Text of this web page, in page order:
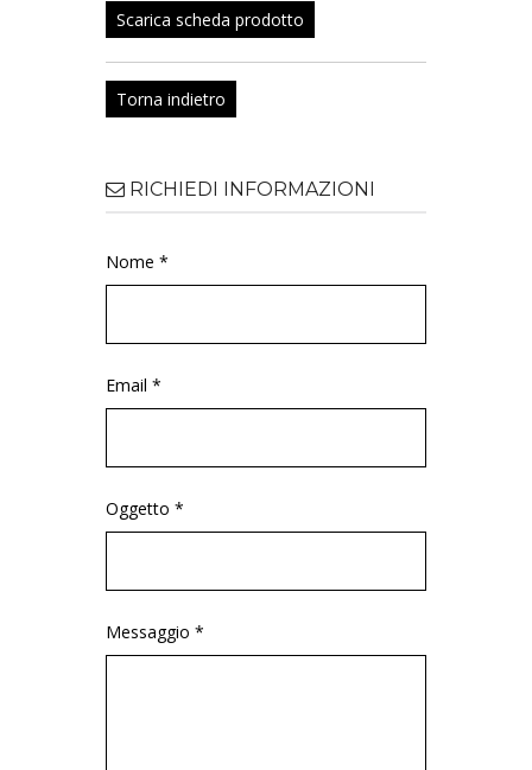
Scarica scheda prodotto
Torna indietro
RICHIEDI INFORMAZIONI
Nome *
Email *
Oggetto *
Messaggio *